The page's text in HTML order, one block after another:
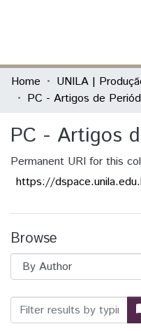
Communities &
All of DSpace
Home
UNILA |
PC - Artigos de
PC - Artigos
Permanent URI for this
https://
Browse
Browsing PC -